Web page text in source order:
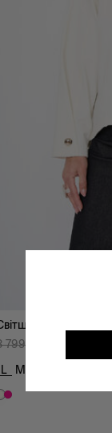
42023
799
L
M